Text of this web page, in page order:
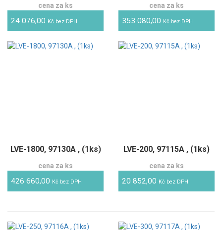
cena za ks
24 076,00 Kč bez DPH
cena za ks
353 080,00 Kč bez DPH
LVE-1800, 97130A , (1ks)
cena za ks
426 660,00 Kč bez DPH
LVE-200, 97115A , (1ks)
cena za ks
20 852,00 Kč bez DPH